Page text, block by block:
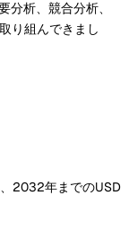
分析、競合分析、
り組んできまし
2032年までのUSD